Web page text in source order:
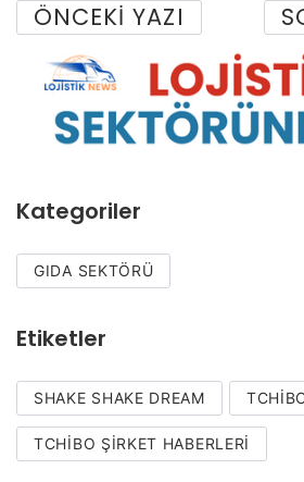
ÖNCEKI YAZI
Kategoriler
GIDA SEKTÖRÜ
Etiketler
SHAKE SHAKE DREAM
TCHIBO ŞIRKET HABERLERI